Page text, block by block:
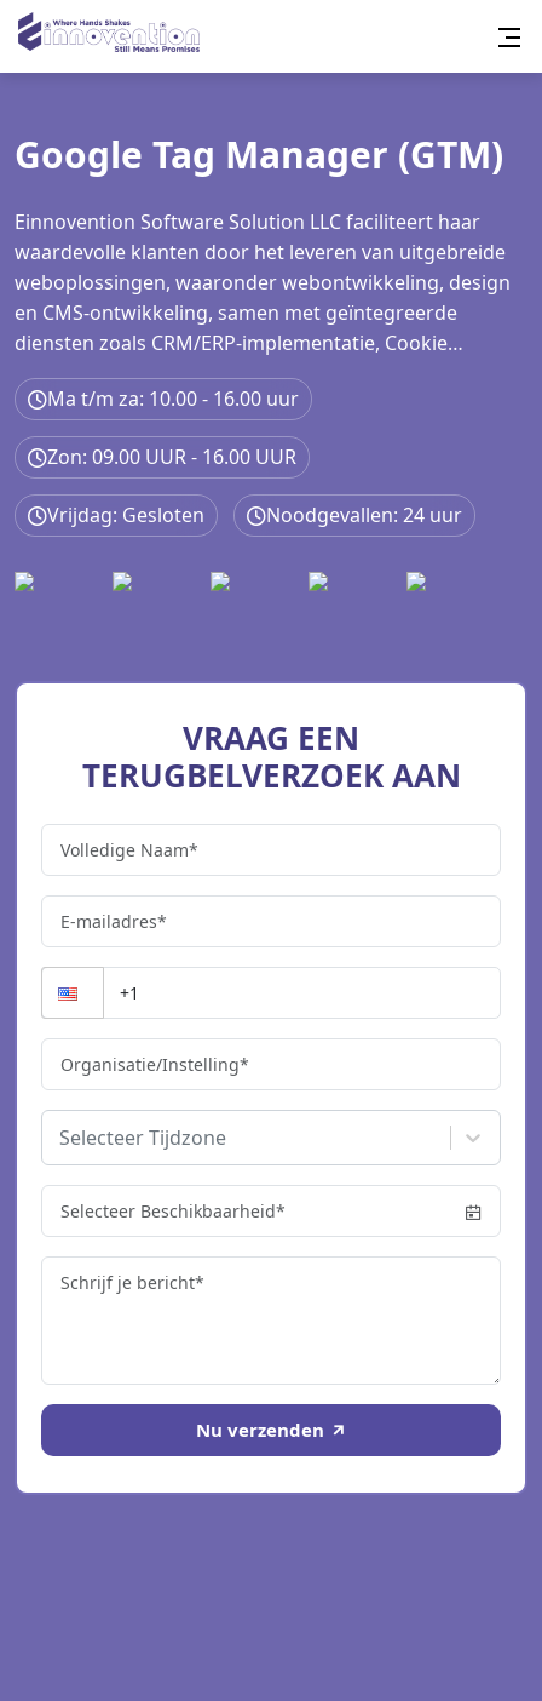
Google Tag Manager (GTM)
Einnovention Software Solution LLC faciliteert haar
waardevolle klanten door het leveren van uitgebreide
weboplossingen, waaronder webontwikkeling, design
en CMS-ontwikkeling, samen met geïntegreerde
diensten zoals CRM/ERP-implementatie, Cookie
Consent integratie, Google Tag Manager setup,
Analytics en GA4 configuratie, Sitemap generatie en
uitgebreide SEO-diensten voor On-page, Off-page en
Technische optimalisatie.
Ma t/m za: 10.00 - 16.00 uur
Zon: 09.00 UUR - 16.00 UUR
Vrijdag: Gesloten Noodgevallen: 24 uur
VRAAG EEN
TERUGBELVERZOEK AAN
Selecteer Tijdzone
Nu verzenden